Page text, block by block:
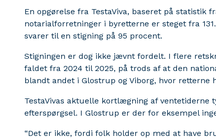
En opgørelse fra TestaViva, baseret på statistik
notarialforretninger i byretterne er steget fra
svarer til en stigning på 95 procent.
Stigningen er dog ikke jævnt fordelt. I flere
faldet fra 2024 til 2025, på trods af at den
blandt andet i Glostrup og Viborg, hvor
TestaVivas aktuelle kortlægning af ventetiderne
efterspørgsel. I Glostrup er der for eksempel
“Det er ikke, fordi folk holder op med at have